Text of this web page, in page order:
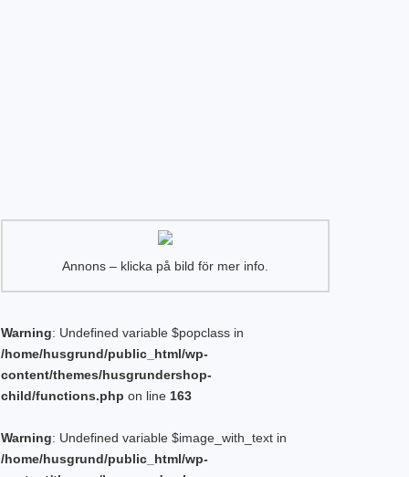
Annons – klicka på bild för mer info.
Warning: Undefined variable $popclass in
/home/husgrund/public_html/wp-
content/themes/husgrundershop-
child/functions.php on line 163
Warning: Undefined variable $image_with_text in
/home/husgrund/public_html/wp-